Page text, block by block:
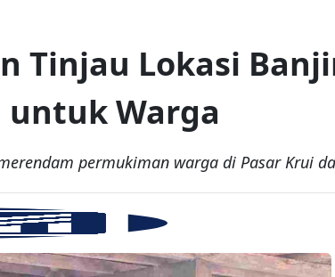
Tinjau Lokasi
Warga
permukiman warga di Pasar Krui